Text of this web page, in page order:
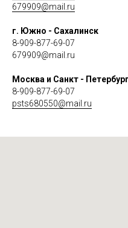
679909@mail.ru
г. Южно - Сахалинск
8-909-877-69-07
679909@mail.ru
Москва и Санкт - Петербург
8-909-877-69-07
psts680550@mail.ru